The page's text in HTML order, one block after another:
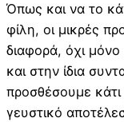
Όπως και να το
φίλη, οι μικρές
διαφορά, όχι
και στην ίδια
προσθέσουμε
γευστικό